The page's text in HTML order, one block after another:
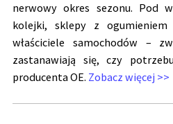
nerwowy okres sezonu. Pod
kolejki, sklepy z ogumieniem
właściciele samochodów –
zastanawiają się, czy
producenta OE. Zobacz więcej >>